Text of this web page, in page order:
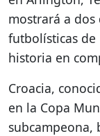
mostrará a
futbolísticas de
historia en
Croacia,
en la Copa
subcampeona,